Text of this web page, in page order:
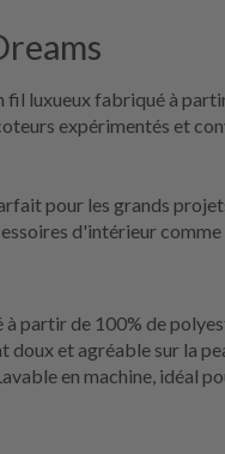
fil luxueux fabriqué à
expérimentés et
pour les grands
d'intérieur
à partir de 100% de
doux et agréable sur la
en machine, idéal